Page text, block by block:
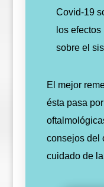
Covid-19
los
sobre el
El mejor
ésta pasa
consejos del
cuidado de